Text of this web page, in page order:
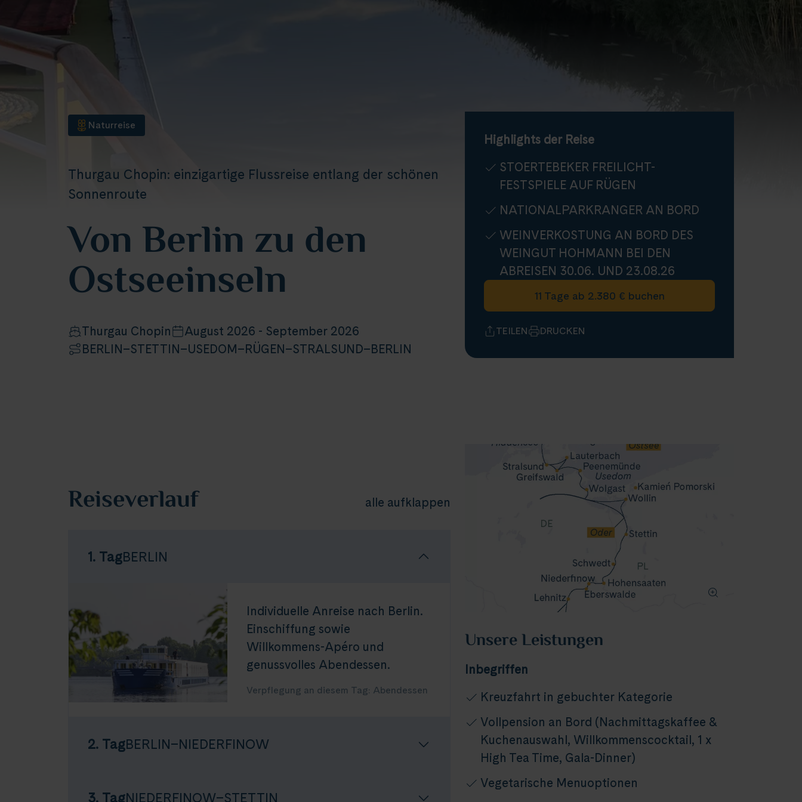
Naturreise
Thurgau Chopin: einzigartige Flussreise entlang der schönen
Sonnenroute
Von Berlin zu den
Ostseeinseln
Thurgau Chopin
August 2026 - September 2026
BERLIN–STETTIN–USEDOM–RÜGEN–STRALSUND–BERLIN
Highlights der Reise
STOERTEBEKER FREILICHT-
FESTSPIELE AUF RÜGEN
NATIONALPARKRANGER AN BORD
WEINVERKOSTUNG AN BORD DES
WEINGUT HOHMANN BEI DEN
ABREISEN 30.06. UND 23.08.26
11 Tage ab 2.380 € buchen
TEILEN DRUCKEN
Reiseverlauf alle aufklappen
1. TagBERLIN
Individuelle Anreise nach Berlin.
Einschiffung sowie
Willkommens-Apéro und
genussvolles Abendessen.
Verpflegung an diesem Tag: Abendessen
2. TagBERLIN–NIEDERFINOW
3. TagNIEDERFINOW–STETTIN
Unsere Leistungen
Inbegriffen
Kreuzfahrt in gebuchter Kategorie
Vollpension an Bord (Nachmittagskaffee &
Kuchenauswahl, Willkommenscocktail, 1 x
High Tea Time, Gala-Dinner)
Vegetarische Menuoptionen